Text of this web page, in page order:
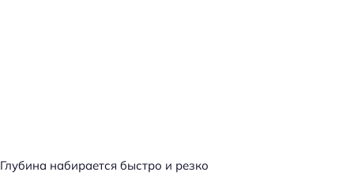
Глубина набирается быстро и резко